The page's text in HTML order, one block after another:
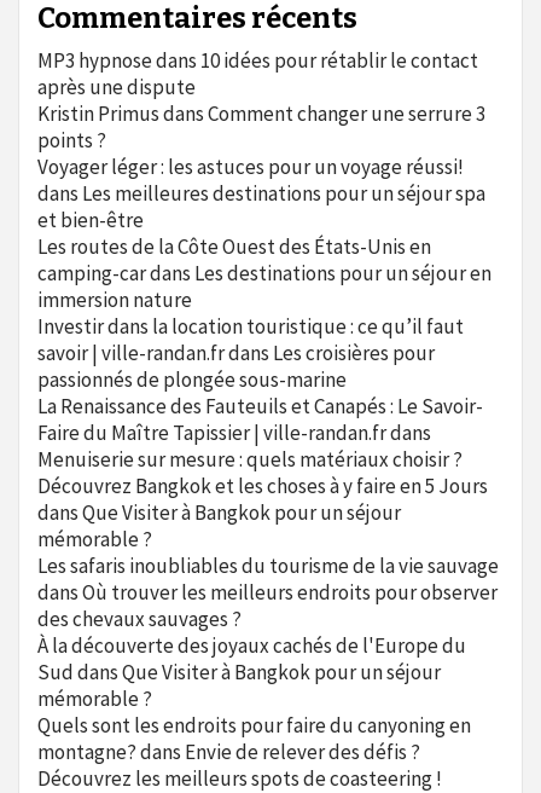
Commentaires récents
MP3 hypnosedans 10 idées pour rétablir le contact
après une dispute
Kristin PrimusdansComment changer une serrure 3
points ?
Voyager léger : les astuces pour un voyage réussi!
dans Les meilleures destinations pour un séjour spa
et bien-être
Les routes de la Côte Ouest des États-Unis en
camping-cardans Les destinations pour un séjour en
immersion nature
Investir dans la location touristique : ce qu’il faut
savoir | ville-randan.frdans Les croisières pour
passionnés de plongée sous-marine
La Renaissance des Fauteuils et Canapés : Le Savoir-
Faire du Maître Tapissier | ville-randan.frdans
Menuiserie sur mesure : quels matériaux choisir ?
Découvrez Bangkok et les choses à y faire en 5 Jours
dansQue Visiter à Bangkok pour un séjour
mémorable ?
Les safaris inoubliables du tourisme de la vie sauvage
dansOù trouver les meilleurs endroits pour observer
des chevaux sauvages ?
À la découverte des joyaux cachés de l'Europe du
SuddansQue Visiter à Bangkok pour un séjour
mémorable ?
Quels sont les endroits pour faire du canyoning en
montagne?dans Envie de relever des défis ?
Découvrez les meilleurs spots de coasteering !